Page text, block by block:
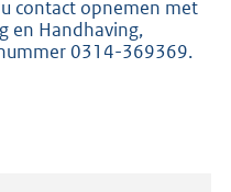
contact opnemen met
en Handhaving,
0314-369369.